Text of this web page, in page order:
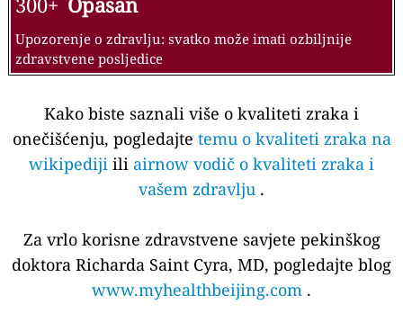
Upozorenje o zdravlju: svatko može imati ozbiljnije
zdravstvene posljedice
Kako biste saznali više o kvaliteti zraka i
onečišćenju, pogledajte temu o kvaliteti zraka na
wikipediji ili airnow vodič o kvaliteti zraka i
vašem zdravlju .
Za vrlo korisne zdravstvene savjete pekinškog
doktora Richarda Saint Cyra, MD, pogledajte blog
www.myhealthbeijing.com .